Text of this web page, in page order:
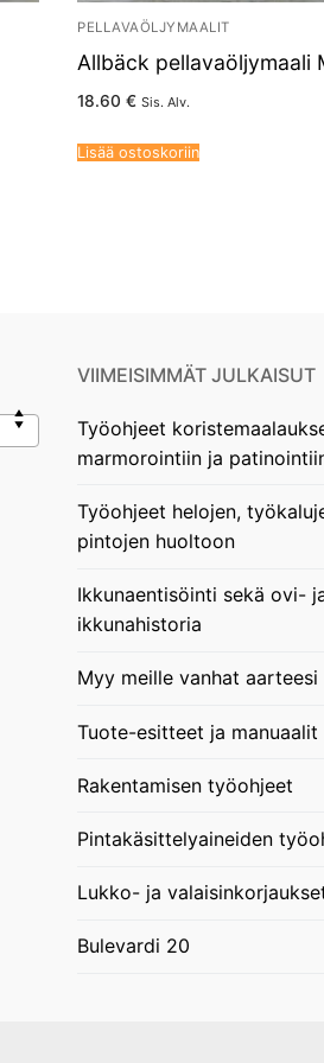
PELLAVAÖLJYMAALIT
Allbäck pellavaöljymaali
18.60 € Sis. Alv.
Lisää ostoskoriin
VIIMEISIMMÄT JULKAISUT
Työohjeet
marmorointiin ja
Työohjeet helojen,
pintojen huoltoon
Ikkunaentisöinti sekä ovi-
ikkunahistoria
Myy meille vanhat aarteesi
Tuote-esitteet ja manuaalit
Rakentamisen työohjeet
Pintakäsittelyaineiden
Lukko- ja
Bulevardi 20